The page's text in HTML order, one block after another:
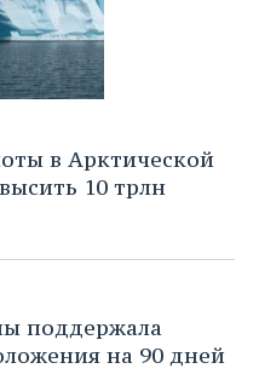
в Арктической
10 трлн
поддержала
на 90 дней